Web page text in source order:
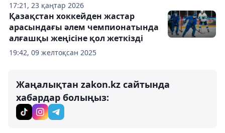
17:21, 23 қаңтар 2026
19:42, 09 желтоқсан 2025
Қазақстан хоккейден жастар
арасындағы әлем чемпионатында
алғашқы жеңісіне қол жеткізді
Жаңалықтан zakon.kz сайтында
хабардар болыңыз: